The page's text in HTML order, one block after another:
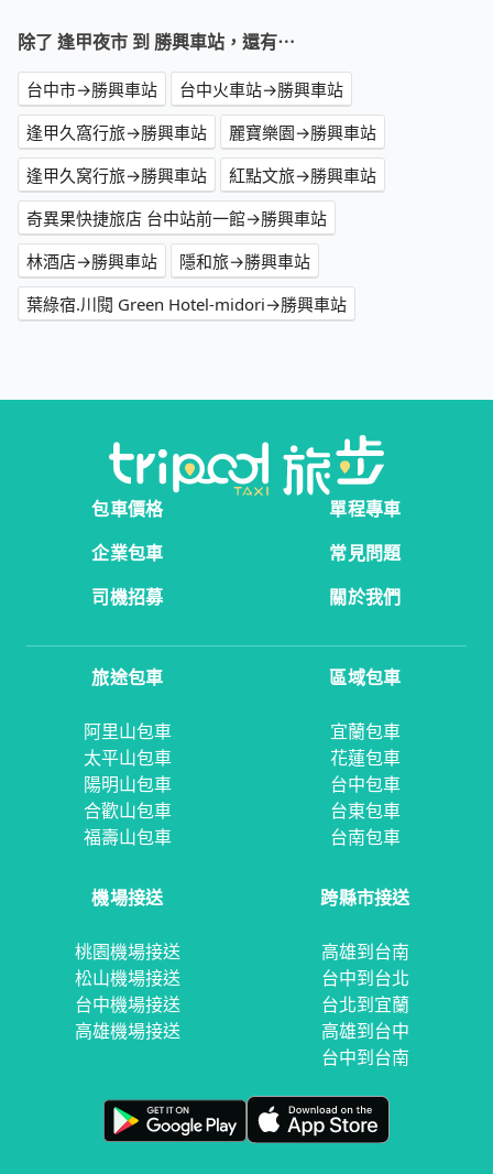
除了 逢甲夜市 到 勝興車站，還有⋯
台中市→勝興車站
台中火車站→勝興車站
逢甲久窩行旅→勝興車站
麗寶樂園→勝興車站
逢甲久窝行旅→勝興車站
紅點文旅→勝興車站
奇異果快捷旅店 台中站前一館→勝興車站
林酒店→勝興車站
隱和旅→勝興車站
葉綠宿.川閱 Green Hotel-midori→勝興車站
包車價格
單程專車
企業包車
常見問題
司機招募
關於我們
旅途包車
阿里山包車
太平山包車
陽明山包車
合歡山包車
福壽山包車
區域包車
宜蘭包車
花蓮包車
台中包車
台東包車
台南包車
機場接送
桃園機場接送
松山機場接送
台中機場接送
高雄機場接送
跨縣市接送
高雄到台南
台中到台北
台北到宜蘭
高雄到台中
台中到台南